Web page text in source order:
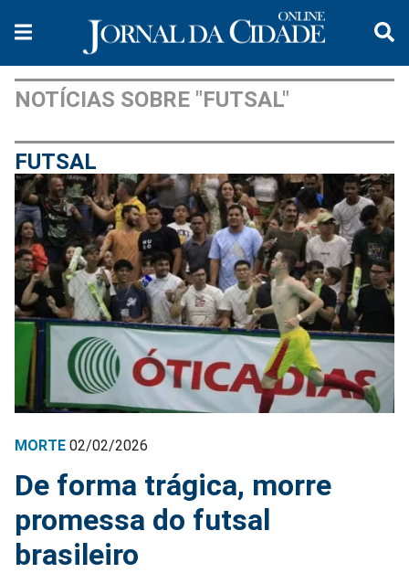
NOTÍCIAS SOBRE "FUTSAL"
FUTSAL
MORTE 02/02/2026
De forma trágica, morre
promessa do futsal
brasileiro